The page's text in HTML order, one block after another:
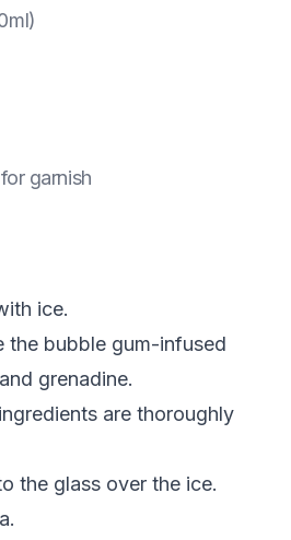
for garnish
ice.
the bubble gum-infused
grenadine.
are thoroughly
the glass over the ice.